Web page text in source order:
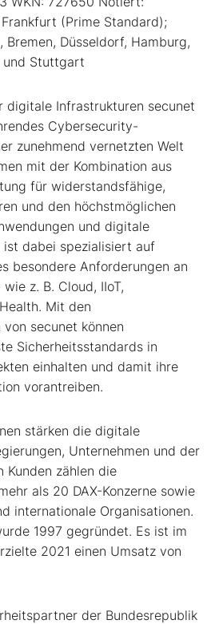
(Prime Standard);
Bremen, Düsseldorf, Hamburg,
und Stuttgart
digitale Infrastrukturen secunet
Cybersecurity-
zunehmend vernetzten Welt
mit der Kombination aus
für widerstandsfähige,
und den höchstmöglichen
und digitale
dabei spezialisiert auf
besondere Anforderungen an
z. B. Cloud, IIoT,
Mit den
secunet können
Sicherheitsstandards in
einhalten und damit ihre
vorantreiben.
stärken die digitale
Unternehmen und der
Kunden zählen die
als 20 DAX-Konzerne sowie
internationale Organisationen.
1997 gegründet. Es ist im
2021 einen Umsatz von
der Bundesrepublik